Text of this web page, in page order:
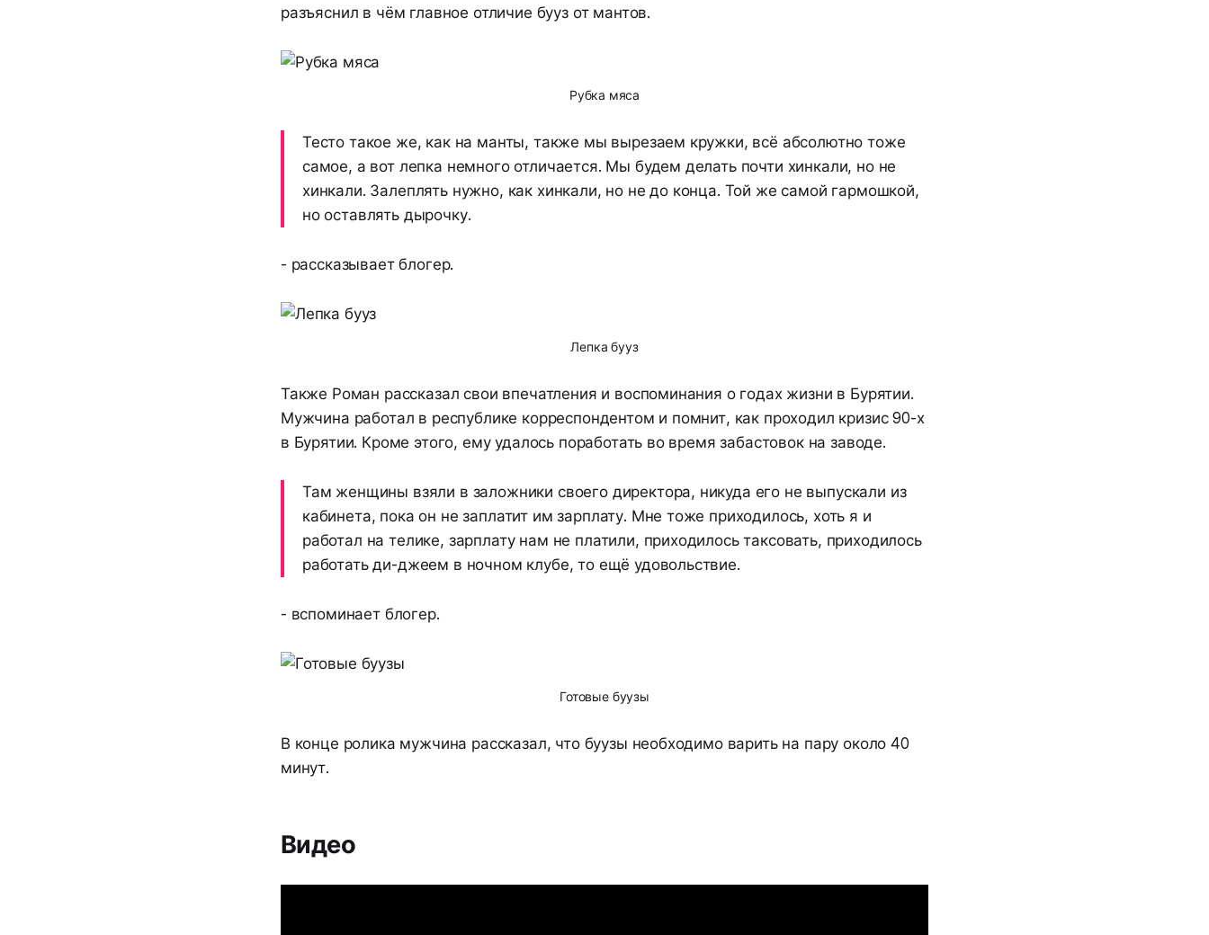
разъяснил в чём главное отличие бууз от мантов.
Рубка мяса
Тесто такое же, как на манты, также мы вырезаем кружки, всё абсолютно тоже
самое, а вот лепка немного отличается. Мы будем делать почти хинкали, но не
хинкали. Залеплять нужно, как хинкали, но не до конца. Той же самой гармошкой,
но оставлять дырочку.
- рассказывает блогер.
Лепка бууз
Также Роман рассказал свои впечатления и воспоминания о годах жизни в Бурятии.
Мужчина работал в республике корреспондентом и помнит, как проходил кризис 90-х
в Бурятии. Кроме этого, ему удалось поработать во время забастовок на заводе.
Там женщины взяли в заложники своего директора, никуда его не выпускали из
кабинета, пока он не заплатит им зарплату. Мне тоже приходилось, хоть я и
работал на телике, зарплату нам не платили, приходилось таксовать, приходилось
работать ди-джеем в ночном клубе, то ещё удовольствие.
- вспоминает блогер.
Готовые буузы
В конце ролика мужчина рассказал, что буузы необходимо варить на пару около 40
минут.
Видео